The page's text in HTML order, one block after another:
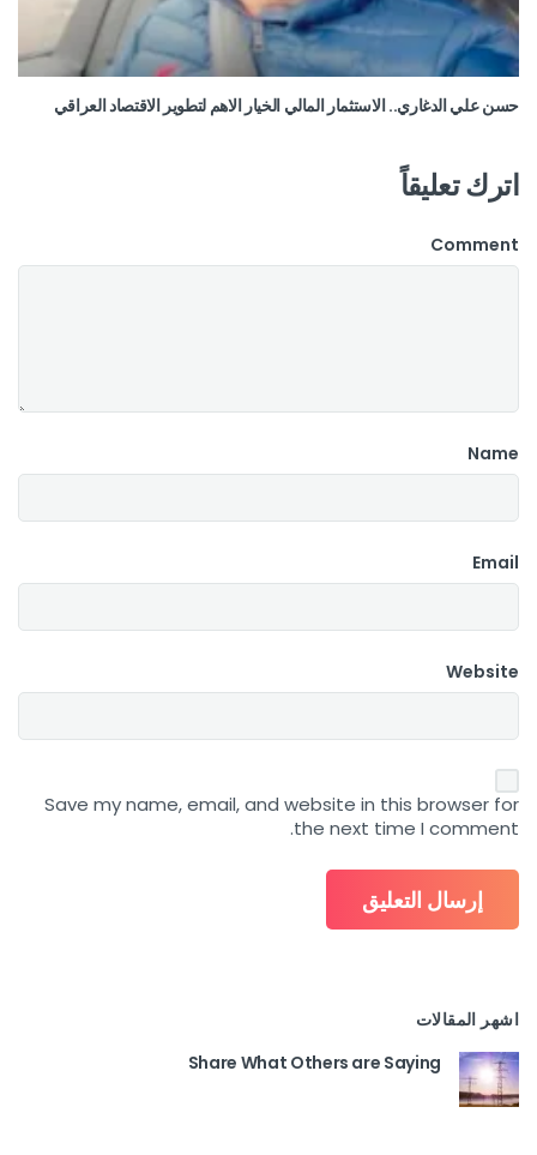
حسن علي الدغاري.. الاستثمار المالي الخيار الاهم لتطوير الاقتصاد العراقي
اترك تعليقاً
Comment
Name
Email
Website
Save my name, email, and website in this browser for
the next time I comment.
اشهر المقالات
Share What Others are Saying